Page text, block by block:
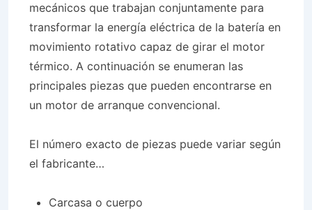
mecánicos que trabajan conjuntamente para
transformar la energía eléctrica de la batería en
movimiento rotativo capaz de girar el motor
térmico. A continuación se enumeran las
principales piezas que pueden encontrarse en
un motor de arranque convencional.
El número exacto de piezas puede variar según
el fabricante…
Carcasa o cuerpo